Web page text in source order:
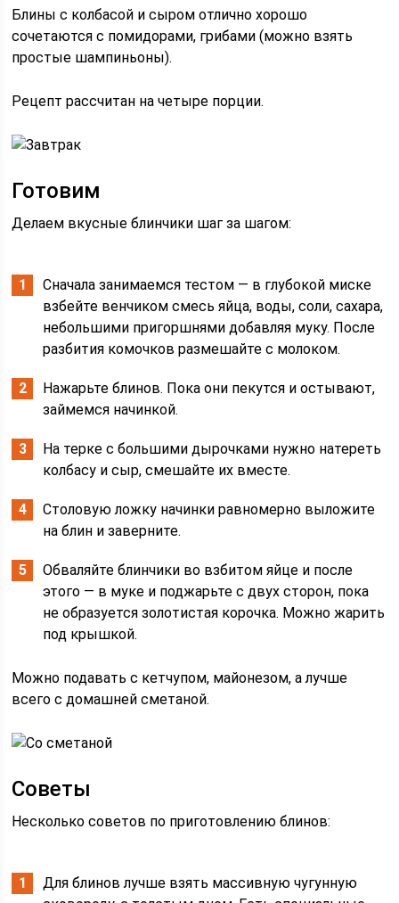
Блины с колбасой и сыром отлично хорошо
сочетаются с помидорами, грибами (можно взять
простые шампиньоны).
Рецепт рассчитан на четыре порции.
Готовим
Делаем вкусные блинчики шаг за шагом:
Сначала занимаемся тестом — в глубокой миске
взбейте венчиком смесь яйца, воды, соли, сахара,
небольшими пригоршнями добавляя муку. После
разбития комочков размешайте с молоком.
Нажарьте блинов. Пока они пекутся и остывают,
займемся начинкой.
На терке с большими дырочками нужно натереть
колбасу и сыр, смешайте их вместе.
Столовую ложку начинки равномерно выложите
на блин и заверните.
Обваляйте блинчики во взбитом яйце и после
этого — в муке и поджарьте с двух сторон, пока
не образуется золотистая корочка. Можно жарить
под крышкой.
Можно подавать с кетчупом, майонезом, а лучше
всего с домашней сметаной.
Советы
Несколько советов по приготовлению блинов:
Для блинов лучше взять массивную чугунную